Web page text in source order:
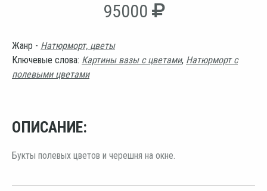
95000
Жанр - Натюрморт, цветы
Ключевые слова: Картины вазы с цветами, Натюрморт с
полевыми цветами
ОПИСАНИЕ:
Букты полевых цветов и черешня на окне.